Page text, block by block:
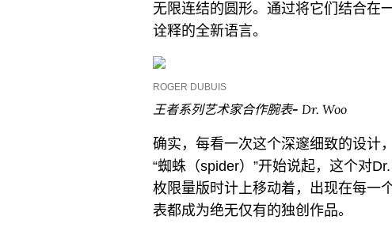
无限连结的圆形。通过将它们结合在
诠释的全新语言。
ROGER DUBUIS
王者系列艺术家合作腕表- Dr. Woo
确实，每看一次这个深邃细致的设计
“蜘蛛（spider）”开始说起，这个对
枚限量版时计上移动着，出现在每一
表都成为绝无仅有的独创作品。